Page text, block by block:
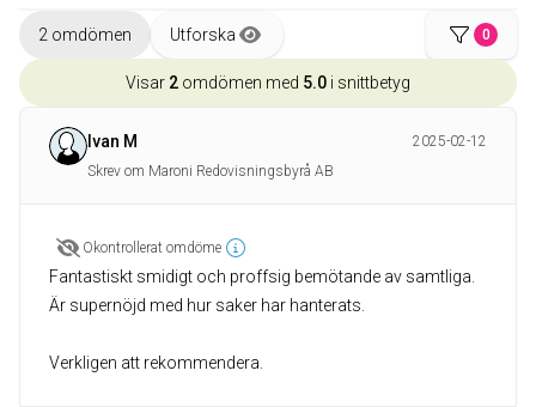
2 omdömen Utforska 0
Visar 2 omdömen med 5.0 i snittbetyg
Ivan M
2025-02-12
Skrev om Maroni Redovisningsbyrå AB
Okontrollerat omdöme
Fantastiskt smidigt och proffsig bemötande av samtliga.
Är supernöjd med hur saker har hanterats.
Verkligen att rekommendera.